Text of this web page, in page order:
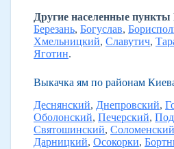
Другие населенные пункты
Березань, Богуслав,
Хмельницкий, Славутич,
Яготин.
Выкачка ям по районам
Деснянский, Днепровский,
Оболонский, Печерский,
Святошинский, Соломенский
Дарницкий, Осокорки,